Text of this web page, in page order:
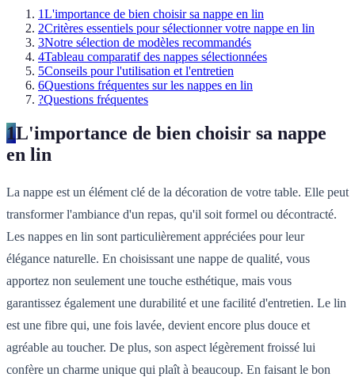
1L'importance de bien choisir sa nappe en lin
2Critères essentiels pour sélectionner votre nappe en lin
3Notre sélection de modèles recommandés
4Tableau comparatif des nappes sélectionnées
5Conseils pour l'utilisation et l'entretien
6Questions fréquentes sur les nappes en lin
?Questions fréquentes
1L'importance de bien choisir sa nappe
en lin
La nappe est un élément clé de la décoration de votre table. Elle peut
transformer l'ambiance d'un repas, qu'il soit formel ou décontracté.
Les nappes en lin sont particulièrement appréciées pour leur
élégance naturelle. En choisissant une nappe de qualité, vous
apportez non seulement une touche esthétique, mais vous
garantissez également une durabilité et une facilité d'entretien. Le lin
est une fibre qui, une fois lavée, devient encore plus douce et
agréable au toucher. De plus, son aspect légèrement froissé lui
confère un charme unique qui plaît à beaucoup. En faisant le bon